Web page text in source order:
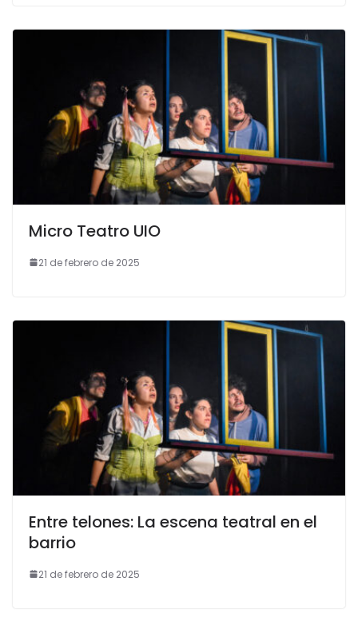
Micro Teatro UIO
21 de febrero de 2025
Entre telones: La escena teatral en el
barrio
21 de febrero de 2025